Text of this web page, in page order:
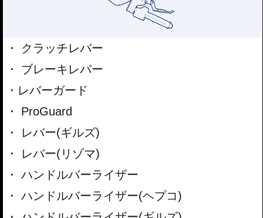
クラッチレバー
ブレーキレバー
レバーガード
ProGuard
レバー(ギルズ)
レバー(リゾマ)
ハンドルバーライザー
ハンドルバーライザー(ヘプコ)